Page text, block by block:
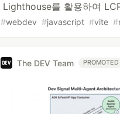
Lighthouse를 활용하여
#webdev #javascript #vite #
The DEV Team PROMOTED